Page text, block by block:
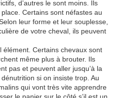
d’autres le sont moins. Ils
Certains sont néfastes au
leur forme et leur souplesse,
de votre cheval, ils peuvent
élément. Certains chevaux sont
même plus à brouter. Ils
pas et peuvent aller jusqu’à la
si on insiste trop. Au
qui vont très vite apprendre